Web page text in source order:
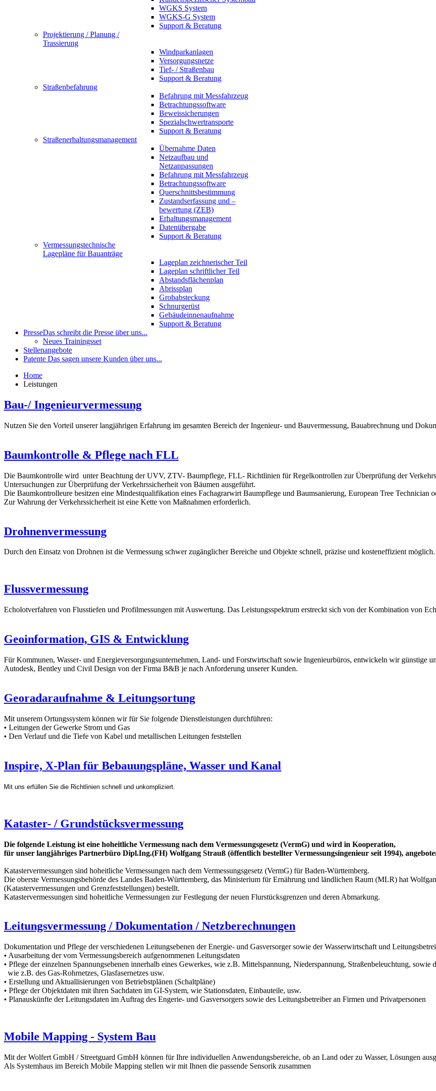
WGKS System
WGKS-G System
Support & Beratung
Projektierung / Planung /
Trassierung
Windparkanlagen
Versorgungsnetze
Tief- / Straßenbau
Support & Beratung
Straßenbefahrung
Befahrung mit Messfahrzeug
Betrachtungssoftware
Beweissicherungen
Spezialschwertransporte
Support & Beratung
Straßenerhaltungsmanagement
Übernahme Daten
Netzaufbau und
Netzanpassungen
Befahrung mit Messfahrzeug
Betrachtungssoftware
Querschnittsbestimmung
Zustandserfassung und –
bewertung (ZEB)
Erhaltungsmanagement
Datenübergabe
Support & Beratung
Vermessungstechnische
Lagepläne für Bauanträge
Lageplan zeichnerischer Teil
Lageplan schriftlicher Teil
Abstandsflächenplan
Abrissplan
Grobabsteckung
Schnurgerüst
Gebäudeinnenaufnahme
Support & Beratung
PresseDas schreibt die Presse über uns...
Neues Trainingsset
Stellenangebote
Patente Das sagen unsere Kunden über uns...
Home
Leistungen
Bau-/ Ingenieurvermessung
Nutzen Sie den Vorteil unserer langjährigen Erfahrung im gesamten Bereich der Ingenieur- und Bauvermessung, Bauabrechnung und
Baumkontrolle & Pflege nach FLL
Die Baumkontrolle wird unter Beachtung der UVV, ZTV- Baumpflege, FLL- Richtlinien für Regelkontrollen zur Überprüfung der
Untersuchungen zur Überprüfung der Verkehrssicherheit von Bäumen ausgeführt.
Die Baumkontrolleure besitzen eine Mindestqualifikation eines Fachagrarwirt Baumpflege und Baumsanierung, European Tree Technician
Zur Wahrung der Verkehrssicherheit ist eine Kette von Maßnahmen erforderlich.
Drohnenvermessung
Durch den Einsatz von Drohnen ist die Vermessung schwer zugänglicher Bereiche und Objekte schnell, präzise und kosteneffizient möglich.
Flussvermessung
Echolotverfahren von Flusstiefen und Profilmessungen mit Auswertung. Das Leistungsspektrum erstreckt sich von der Kombination von
Geoinformation, GIS & Entwicklung
Für Kommunen, Wasser- und Energieversorgungsunternehmen, Land- und Forstwirtschaft sowie Ingenieurbüros, entwickeln wir günstige
Autodesk, Bentley und Civil Design von der Firma B&B je nach Anforderung unserer Kunden.
Georadaraufnahme & Leitungsortung
Mit unserem Ortungssystem können wir für Sie folgende Dienstleistungen durchführen:
• Leitungen der Gewerke Strom und Gas
• Den Verlauf und die Tiefe von Kabel und metallischen Leitungen feststellen
Inspire, X-Plan für Bebauungspläne, Wasser und Kanal
Mit uns erfüllen Sie die Richtlinien schnell und unkompliziert.
Kataster- / Grundstücksvermessung
Die folgende Leistung ist eine hoheitliche Vermessung nach dem Vermessungsgesetz (VermG) und wird in Kooperation,
für unser langjähriges Partnerbüro Dipl.Ing.(FH) Wolfgang Strauß (öffentlich bestellter Vermessungsingenieur seit 1994),
Katastervermessungen sind hoheitliche Vermessungen nach dem Vermessungsgesetz (VermG) für Baden-Württemberg.
Die oberste Vermessungsbehörde des Landes Baden-Württemberg, das Ministerium für Ernährung und ländlichen Raum (MLR) hat
(Katastervermessungen und Grenzfeststellungen) bestellt.
Katastervermessungen sind hoheitliche Vermessungen zur Festlegung der neuen Flurstücksgrenzen und deren Abmarkung.
Leitungsvermessung / Dokumentation / Netzberechnungen
Dokumentation und Pflege der verschiedenen Leitungsebenen der Energie- und Gasversorger sowie der Wasserwirtschaft und
• Ausarbeitung der vom Vermessungsbereich aufgenommenen Leitungsdaten
• Pflege der einzelnen Spannungsebenen innerhalb eines Gewerkes, wie z.B. Mittelspannung, Niederspannung, Straßenbeleuchtung, sowie
wie z.B. des Gas-Rohrnetzes, Glasfasernetzes usw.
• Erstellung und Aktuallisierungen von Betriebstplänen (Schaltpläne)
• Pflege der Objektdaten mit ihren Sachdaten im GI-System, wie Stationsdaten, Einbauteile, usw.
• Planauskünfte der Leitungsdaten im Auftrag des Engerie- und Gasversorgers sowie des Leitungsbetreiber an Firmen und Privatpersonen
Mobile Mapping - System Bau
Mit der Wolfert GmbH / Streetguard GmbH können für Ihre individuellen Anwendungsbereiche, ob an Land oder zu Wasser, Lösungen
Als Systemhaus im Bereich Mobile Mapping stellen wir mit Ihnen die passende Sensorik zusammen